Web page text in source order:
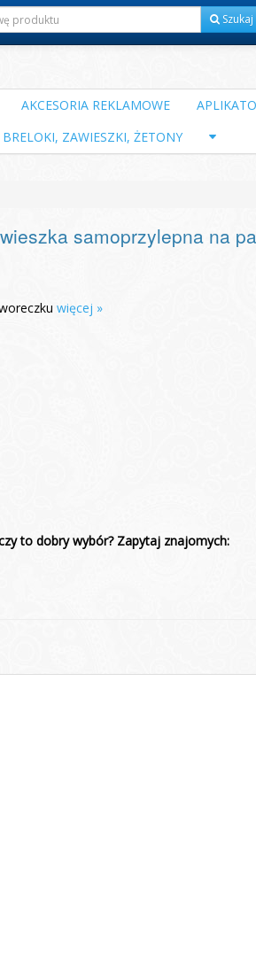
Szukaj
AKCESORIA REKLAMOWE
BRELOKI, ZAWIESZKI, ŻETONY
samoprzylepna na
więcej »
to dobry wybór? Zapytaj znajomych: